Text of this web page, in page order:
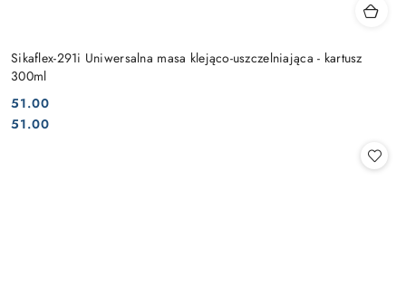
Sikaflex-291i Uniwersalna masa klejąco-uszczelniająca - kartusz
300ml
Cena:
51.00
Cena:
51.00